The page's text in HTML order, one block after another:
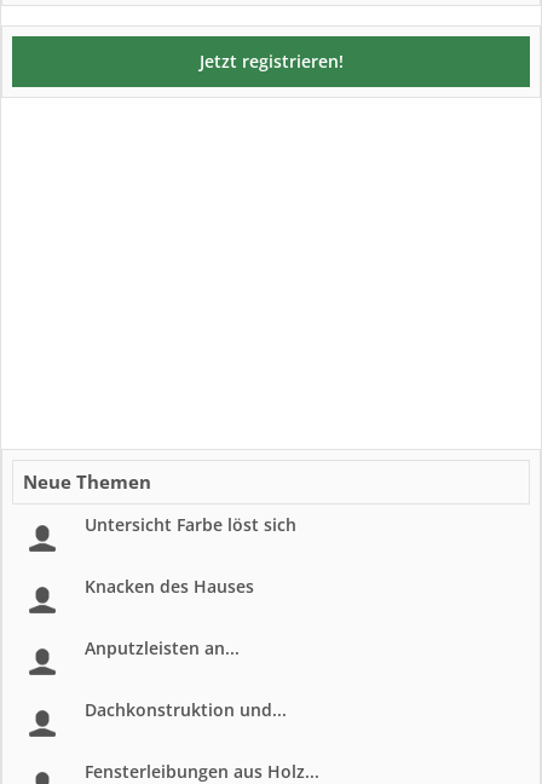
Jetzt registrieren!
Neue Themen
Untersicht Farbe löst sich
Knacken des Hauses
Anputzleisten an...
Dachkonstruktion und...
Fensterleibungen aus Holz...